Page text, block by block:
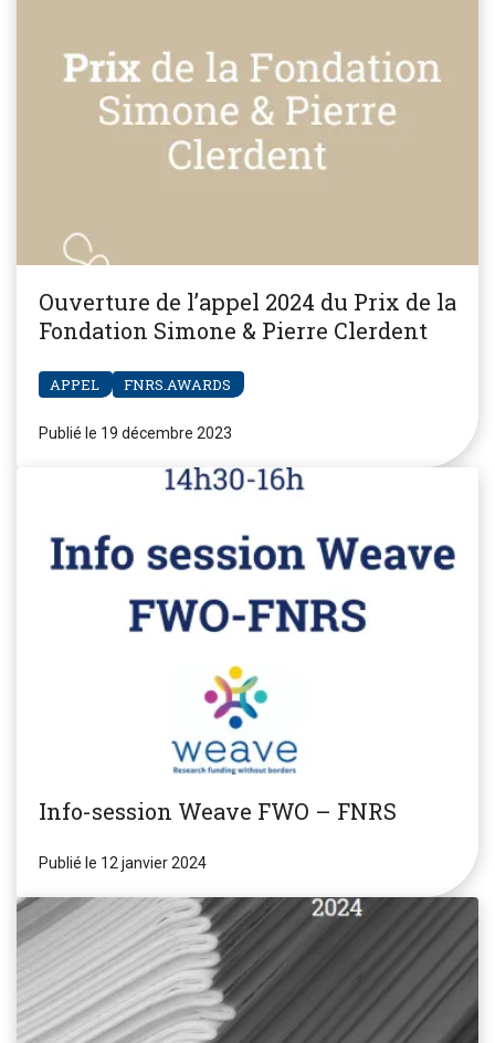
Ouverture de l’appel 2024 du Prix de la
Fondation Simone & Pierre Clerdent
APPEL FNRS.AWARDS
Publié le 19 décembre 2023
Info-session Weave FWO – FNRS
Publié le 12 janvier 2024